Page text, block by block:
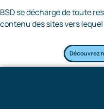
BSD se décharge de toute
contenu des sites vers
Découvrez